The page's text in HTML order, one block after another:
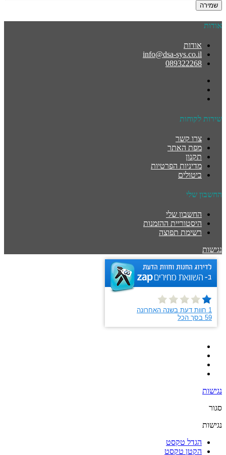
שמירה
אודות
אודות
info@dsa-sys.co.il
089322268
שירות לקוחות
צרו קשר
מפת האתר
תקנון
מדיניות הפרטיות
ביטולים
החשבון שלי
החשבון שלי
היסטוריית ההזמנות
רשימת תפוצה
נגישות
נגישות
סגור
נגישות
הגדל טקסט
הקטן טקסט